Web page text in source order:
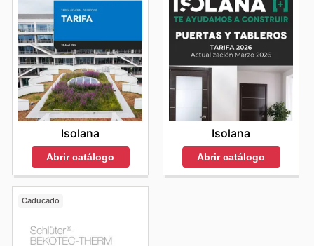
Isolana
Abrir catálogo
Isolana
Abrir catálogo
Caducado